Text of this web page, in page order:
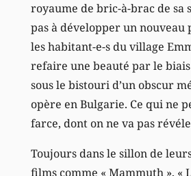
royaume de bric-à-brac de sa
pas à développer un nouveau
les habitant-e-s du village
refaire une beauté par le biais
sous le bistouri d’un obscur
opère en Bulgarie. Ce qui ne
farce, dont on ne va pas
Toujours dans le sillon de
films comme « Mammuth », «